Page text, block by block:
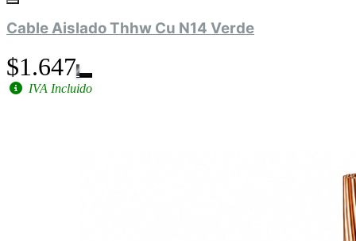
Cable Aislado Thhw Cu N14 Verde
$1.647
IVA Incluido